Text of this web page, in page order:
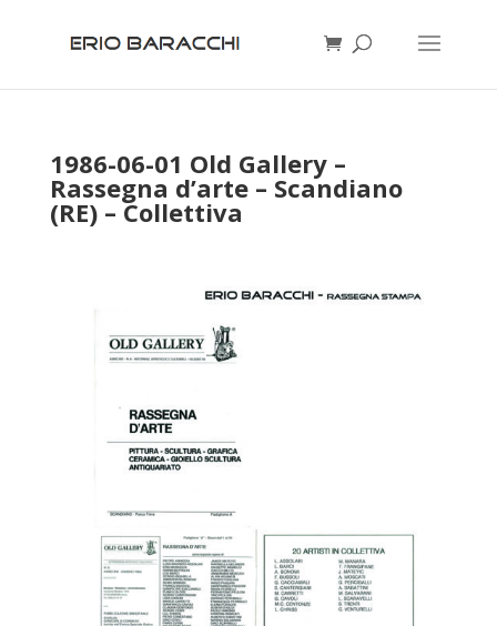
1986-06-01 Old Gallery –
Rassegna d’arte – Scandiano
(RE) – Collettiva